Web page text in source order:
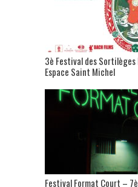
3è Festival des
Espace Saint Michel
Festival Format Court –